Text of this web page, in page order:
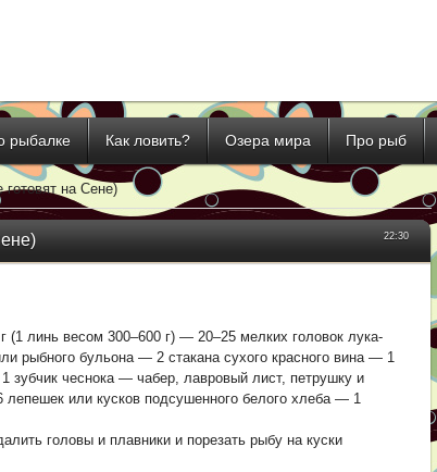
рыбалке Как ловить? Озера мира Про рыб
готовят на Сене)
22:30
(1 линь весом 300–600 г) — 20–25 мелких головок лука-
рыбного бульона — 2 стакана сухого красного вина — 1
чеснока — чабер, лавровый лист, петрушку и
или кусков подсушенного белого хлеба — 1
головы и плавники и порезать рыбу на куски